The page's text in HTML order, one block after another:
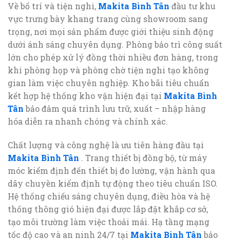
Về bố trí và tiện nghi, Makita Bình Tân đầu tư khu
vực trưng bày khang trang cùng showroom sang
trọng, nơi mọi sản phẩm được giới thiệu sinh động
dưới ánh sáng chuyên dụng. Phòng bảo trì công suất
lớn cho phép xử lý đồng thời nhiều đơn hàng, trong
khi phòng họp và phòng chờ tiện nghi tạo không
gian làm việc chuyên nghiệp. Kho bãi tiêu chuẩn
kết hợp hệ thống kho vận hiện đại tại Makita Bình
Tânbảo đảm quá trình lưu trữ, xuất – nhập hàng
hóa diễn ra nhanh chóng và chính xác.
Chất lượng và công nghệ là ưu tiên hàng đầu tại
Makita Bình Tân . Trang thiết bị đồng bộ, từ máy
móc kiểm định đến thiết bị đo lường, vận hành qua
dây chuyền kiểm định tự động theo tiêu chuẩn ISO.
Hệ thống chiếu sáng chuyên dụng, điều hòa và hệ
thống thông gió hiện đại được lắp đặt khắp cơ sở,
tạo môi trường làm việc thoải mái. Hạ tầng mạng
tốc độ cao và an ninh 24/7 tại Makita Bình Tânbảo